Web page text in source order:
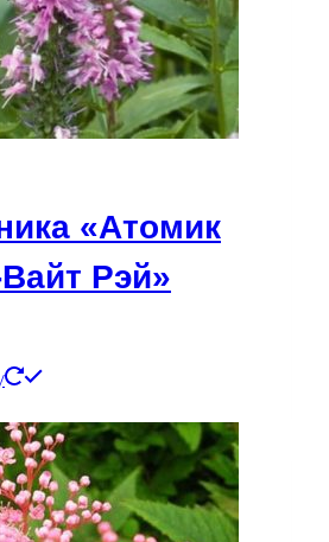
«Атомик
Рэй»